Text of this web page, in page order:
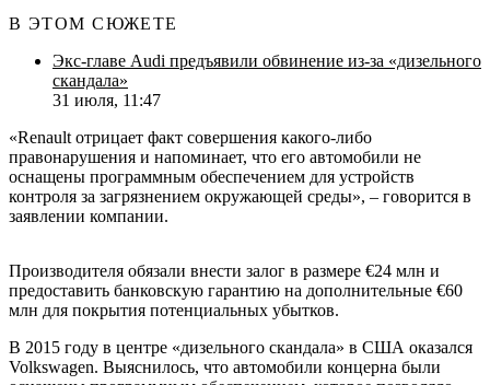
В ЭТОМ СЮЖЕТЕ
Экс-главе Audi предъявили обвинение из-за «дизельного
скандала»
31 июля, 11:47
«Renault отрицает факт совершения какого-либо
правонарушения и напоминает, что его автомобили не
оснащены программным обеспечением для устройств
контроля за загрязнением окружающей среды», – говорится в
заявлении компании.
Производителя обязали внести залог в размере €24 млн и
предоставить банковскую гарантию на дополнительные €60
млн для покрытия потенциальных убытков.
В 2015 году в центре «дизельного скандала» в США оказался
Volkswagen. Выяснилось, что автомобили концерна были